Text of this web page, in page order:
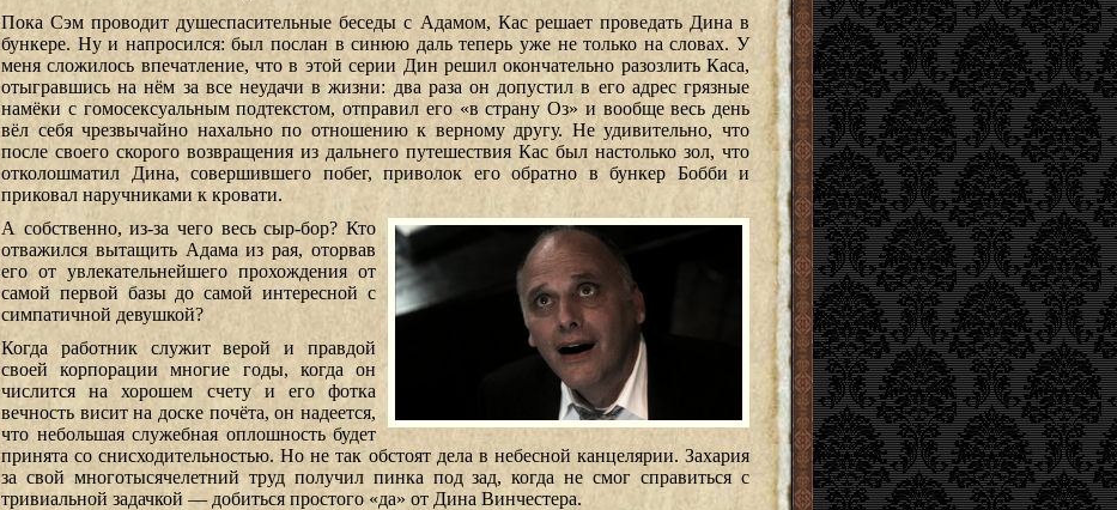
Пока Сэм проводит душеспасительные беседы с Адамом, Кас решает проведать Дина в
бункере. Ну и напросился: был послан в синюю даль теперь уже не только на словах. У
меня сложилось впечатление, что в этой серии Дин решил окончательно разозлить Каса,
отыгравшись на нём за все неудачи в жизни: два раза он допустил в его адрес грязные
намёки с гомосексуальным подтекстом, отправил его «в страну Оз» и вообще весь день
вёл себя чрезвычайно нахально по отношению к верному другу. Не удивительно, что
после своего скорого возвращения из дальнего путешествия Кас был настолько зол, что
отколошматил Дина, совершившего побег, приволок его обратно в бункер Бобби и
приковал наручниками к кровати.
А собственно, из-за чего весь сыр-бор? Кто
отважился вытащить Адама из рая, оторвав
его от увлекательнейшего прохождения от
самой первой базы до самой интересной с
симпатичной девушкой?
Когда работник служит верой и правдой
своей корпорации многие годы, когда он
числится на хорошем счету и его фотка
вечность висит на доске почёта, он надеется,
что небольшая служебная оплошность будет
принята со снисходительностью. Но не так обстоят дела в небесной канцелярии. Захария
за свой многотысячелетний труд получил пинка под зад, когда не смог справиться с
тривиальной задачкой — добиться простого «да» от Дина Винчестера.